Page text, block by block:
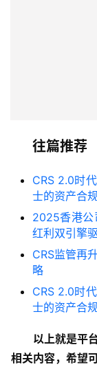
往篇推荐
CRS 2.0时
士的资产合
2025香港公
红利双引擎
CRS监管再
略
CRS 2.0时
士的资产合
以上就是平
相关内容，希望